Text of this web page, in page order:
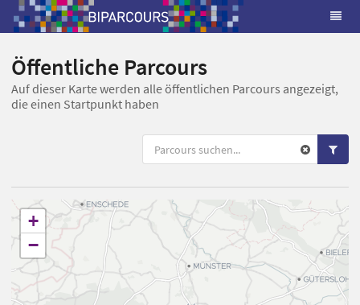
Öffentliche Parcours
Auf dieser Karte werden alle öffentlichen Parcours angezeigt,
die einen Startpunkt haben
+
−